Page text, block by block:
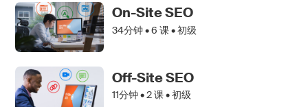
On-Site SEO
34分钟 •6 课 • 初级
Off-Site SEO
11分钟 •2课 • 初级